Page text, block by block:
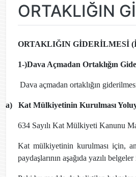
ORTAKLIĞIN
ORTAKLIĞIN GİDERİLMESİ
1-)Dava Açmadan Ortaklığın
Dava açmadan ortaklığın
a) Kat Mülkiyetinin Kurulması
634 Sayılı Kat Mülkiyeti Kanunu
Kat mülkiyetinin kurulması için,
paydaşlarının aşağıda yazılı